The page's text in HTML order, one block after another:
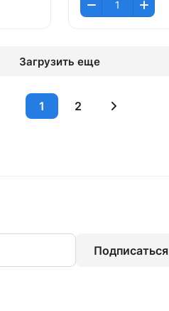
Загрузить еще
1 2
Подписаться